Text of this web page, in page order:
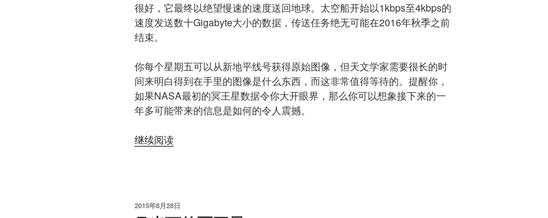
很好，它最终以绝望慢速的速度送回地球。太空船开始以1kbps至4kbps的
速度发送数十Gigabyte大小的数据，传送任务绝无可能在2016年秋季之前
结束。
你每个星期五可以从新地平线号获得原始图像，但天文学家需要很长的时
间来明白得到在手里的图像是什么东西，而这非常值得等待的。提醒你，
如果NASA最初的冥王星数据令你大开眼界，那么你可以想象接下来的一
年多可能带来的信息是如何的令人震撼。
继续阅读“新
开
发
布
2015年8月28日